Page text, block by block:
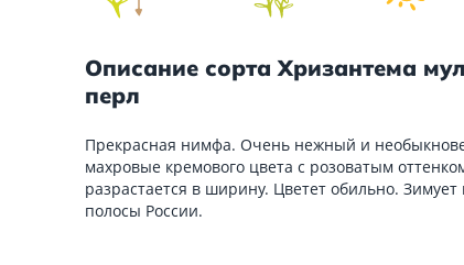
Описание сорта Хризантема
перл
Прекрасная нимфа. Очень нежный и
махровые кремового цвета с розоватым
разрастается в ширину. Цветет обильно. Зимует
полосы России.